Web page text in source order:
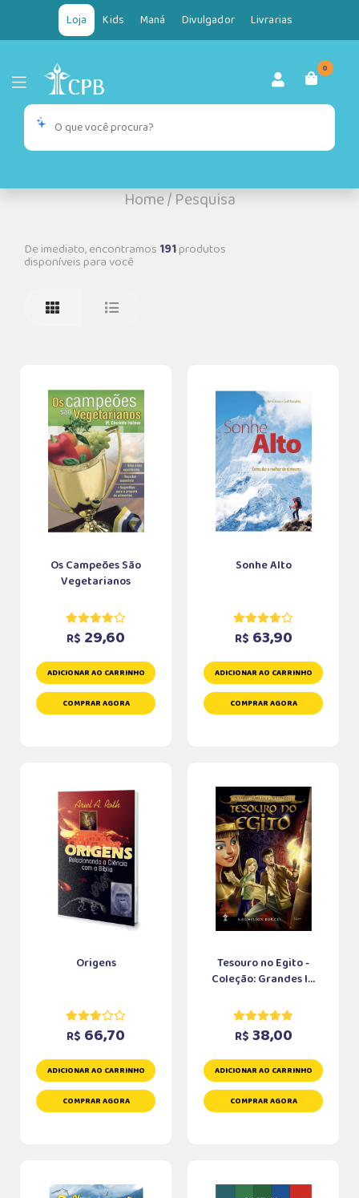
Loja Kids Maná Divulgador Livrarias
0
Home/Pesquisa
De imediato, encontramos 191produtos
disponíveis para você
Os Campeões São
Vegetarianos
R$ 29,60
ADICIONAR AO CARRINHO
COMPRAR AGORA
Sonhe Alto
R$ 63,90
ADICIONAR AO CARRINHO
COMPRAR AGORA
Origens
R$ 66,70
ADICIONAR AO CARRINHO
COMPRAR AGORA
Tesouro no Egito -
Coleção: Grandes I...
R$ 38,00
ADICIONAR AO CARRINHO
COMPRAR AGORA